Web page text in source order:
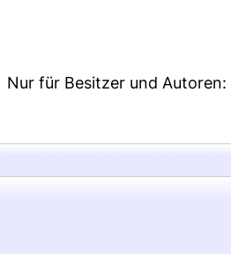
Nur für Besitzer und Autoren: